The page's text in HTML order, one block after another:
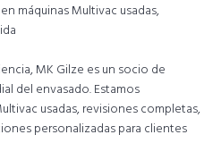
máquinas Multivac usadas,
MK Gilze es un socio de
del envasado. Estamos
usadas, revisiones completas,
personalizadas para clientes